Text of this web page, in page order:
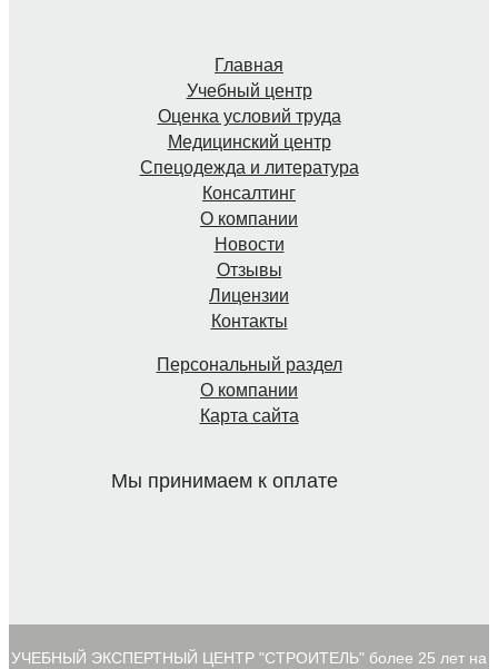
Главная
Учебный центр
Оценка условий труда
Медицинский центр
Спецодежда и литература
Консалтинг
О компании
Новости
Отзывы
Лицензии
Контакты
Персональный раздел
О компании
Карта сайта
Мы принимаем к оплате
УЧЕБНЫЙ ЭКСПЕРТНЫЙ ЦЕНТР "СТРОИТЕЛЬ" более 25 лет на